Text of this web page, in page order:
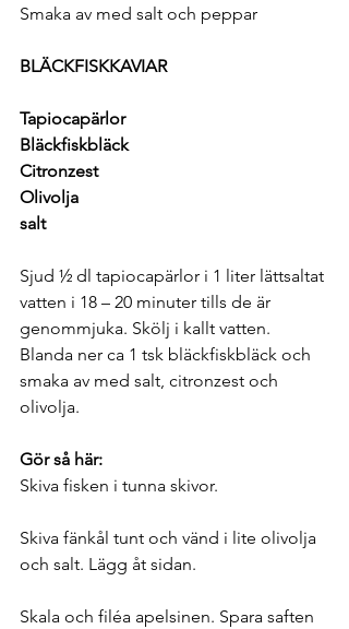
Smaka av med salt och peppar
BLÄCKFISKKAVIAR
Tapiocapärlor
Bläckfiskbläck
Citronzest
Olivolja
salt
Sjud ½ dl tapiocapärlor i 1 liter lättsaltat
vatten i 18 – 20 minuter tills de är
genommjuka. Skölj i kallt vatten.
Blanda ner ca 1 tsk bläckfiskbläck och
smaka av med salt, citronzest och
olivolja.
Gör så här:
Skiva fisken i tunna skivor.
Skiva fänkål tunt och vänd i lite olivolja
och salt. Lägg åt sidan.
Skala och filéa apelsinen. Spara saften